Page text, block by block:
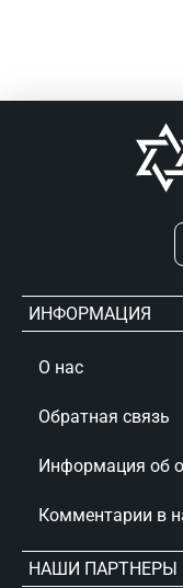
ИНФОРМАЦИЯ
О нас
Обратная связь
Информация об
Комментарии в
НАШИ ПАРТНЕРЫ